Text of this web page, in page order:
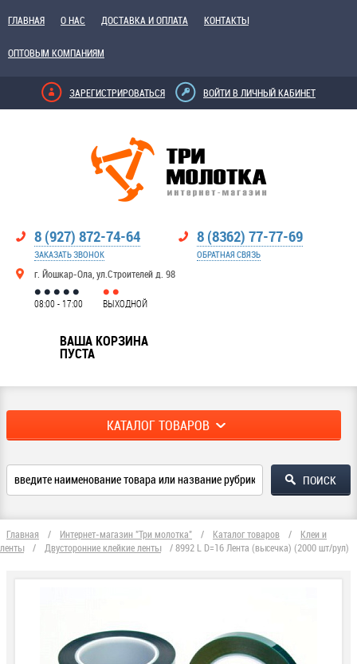
ГЛАВНАЯ О НАС ДОСТАВКА И ОПЛАТА КОНТАКТЫ
ОПТОВЫМ КОМПАНИЯМ
ЗАРЕГИСТРИРОВАТЬСЯ ВОЙТИ В ЛИЧНЫЙ КАБИНЕТ
8 (927) 872-74-64
ЗАКАЗАТЬ ЗВОНОК
г. Йошкар-Ола, ул.Строителей д. 98
8 (8362) 77-77-69
ОБРАТНАЯ СВЯЗЬ
08:00 - 17:00 ВЫХОДНОЙ
ВАША КОРЗИНА
ПУСТА
КАТАЛОГ ТОВАРОВ
Главная / Интернет-магазин "Три молотка" / Каталог товаров /
Клеи и
ленты
/ Двусторонние клейкие ленты /8992 L D=16 Лента (высечка) (2000 шт/рул)